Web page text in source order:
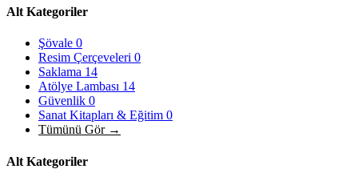
Alt Kategoriler
Şövale 0
Resim Çerçeveleri 0
Saklama 14
Atölye Lambası 14
Güvenlik 0
Sanat Kitapları & Eğitim 0
Tümünü Gör →
Alt Kategoriler